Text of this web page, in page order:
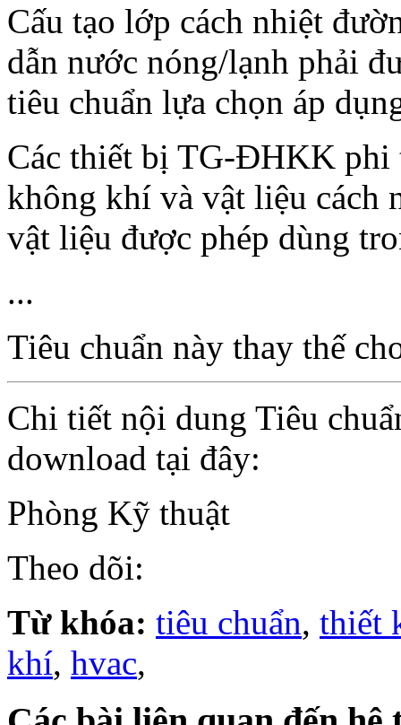
Cấu tạo lớp cách nhiệt
dẫn nước nóng/lạnh phải
tiêu chuẩn lựa chọn áp
Các thiết bị TG-ĐHKK phi
không khí và vật liệu cách
vật liệu được phép dùng
...
Tiêu chuẩn này thay thế
Chi tiết nội dung Tiêu
download tại đây:
Phòng Kỹ thuật
Theo dõi:
Từ khóa: tiêu chuẩn, thiết
khí, hvac,